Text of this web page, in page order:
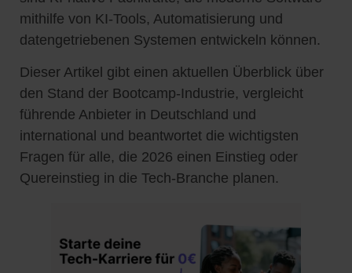
mithilfe von KI-Tools, Automatisierung und
datengetriebenen Systemen entwickeln können.
Dieser Artikel gibt einen aktuellen Überblick über
den Stand der Bootcamp-Industrie, vergleicht
führende Anbieter in Deutschland und
international und beantwortet die wichtigsten
Fragen für alle, die 2026 einen Einstieg oder
Quereinstieg in die Tech-Branche planen.